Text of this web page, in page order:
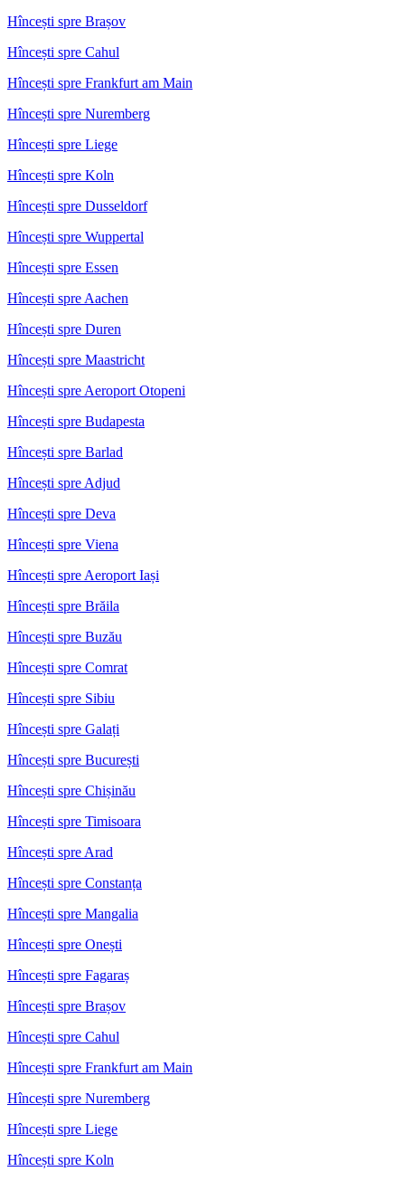
Hîncești spre Brașov
Hîncești spre Cahul
Hîncești spre Frankfurt am Main
Hîncești spre Nuremberg
Hîncești spre Liege
Hîncești spre Koln
Hîncești spre Dusseldorf
Hîncești spre Wuppertal
Hîncești spre Essen
Hîncești spre Aachen
Hîncești spre Duren
Hîncești spre Maastricht
Hîncești spre Aeroport Otopeni
Hîncești spre Budapesta
Hîncești spre Barlad
Hîncești spre Adjud
Hîncești spre Deva
Hîncești spre Viena
Hîncești spre Aeroport Iași
Hîncești spre Brăila
Hîncești spre Buzău
Hîncești spre Comrat
Hîncești spre Sibiu
Hîncești spre Galați
Hîncești spre București
Hîncești spre Chișinău
Hîncești spre Timisoara
Hîncești spre Arad
Hîncești spre Constanța
Hîncești spre Mangalia
Hîncești spre Onești
Hîncești spre Fagaraș
Hîncești spre Brașov
Hîncești spre Cahul
Hîncești spre Frankfurt am Main
Hîncești spre Nuremberg
Hîncești spre Liege
Hîncești spre Koln